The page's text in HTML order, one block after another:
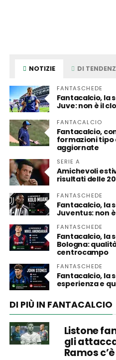
NOTIZIE DI
FANTASCHEDE
Fantacalcio, la
Juve: non è il
FANTACALCIO
Fantacalcio,
formazioni tipo
aggiornate
SERIE A
Amichevoli
risultati delle
FANTASCHEDE
Fantacalcio, la
Juventus: non
FANTASCHEDE
Fantacalcio, la
Bologna:
centrocampo
FANTASCHEDE
Fantacalcio, la
esperienza e
DI PIÙ IN FANTACALCIO
Listone
gli
Ramos